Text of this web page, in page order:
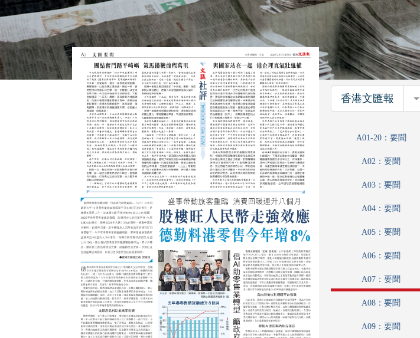
香港文匯報
A01-20：要聞
A02：要聞
A03：要聞
A04：要聞
A05：要聞
A06：要聞
A07：要聞
A08：要聞
A09：要聞